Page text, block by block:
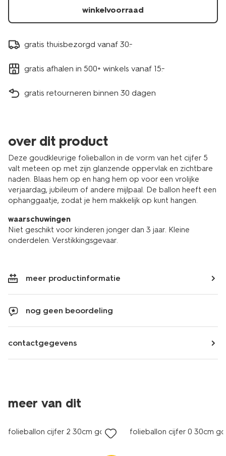
winkelvoorraad
gratis thuisbezorgd vanaf 30.-
gratis afhalen in 500+ winkels vanaf 15.-
gratis retourneren binnen 30 dagen
over dit product
Deze goudkleurige folieballon in de vorm van het cijfer 5
valt meteen op met zijn glanzende oppervlak en zichtbare
naden. Blaas hem op en hang hem op voor een vrolijke
verjaardag, jubileum of andere mijlpaal. De ballon heeft een
ophanggaatje, zodat je hem makkelijk op kunt hangen.
waarschuwingen
Niet geschikt voor kinderen jonger dan 3 jaar. Kleine
onderdelen. Verstikkingsgevaar.
meer productinformatie
nog geen beoordeling
contactgegevens
meer van dit
folieballon cijfer 2 30cm goud folieballon cijfer 0 30cm